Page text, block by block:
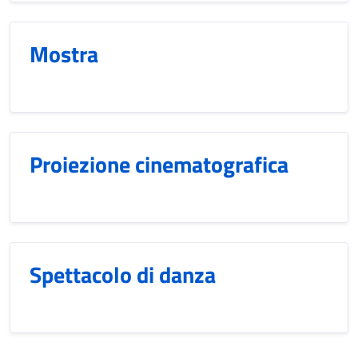
Mostra
Proiezione cinematografica
Spettacolo di danza